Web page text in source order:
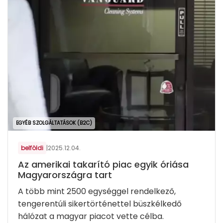
EGYÉB SZOLGÁLTATÁSOK (B2C)
belföldi |2025.12.04.
Az amerikai takarító piac egyik óriása
Magyarországra tart
A több mint 2500 egységgel rendelkező,
tengerentúli sikertörténettel büszkélkedő
hálózat a magyar piacot vette célba.